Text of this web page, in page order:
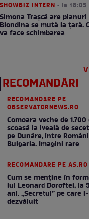
SHOWBIZ INTERN • la 18:05
Simona Trașcă are
Blondina se mută la țară.
va face schimbarea
RECOMANDĂRI
RECOMANDARE PE
OBSERVATORNEWS.RO
Comoara veche de 1.700
scoasă la iveală de
pe Dunăre, între
Bulgaria. Imagini rare
RECOMANDARE PE AS.RO
Cum se menţine în
lui Leonard Doroftei, la
ani. „Secretul” pe care
dezvăluit